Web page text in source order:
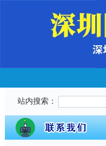
站内搜索：